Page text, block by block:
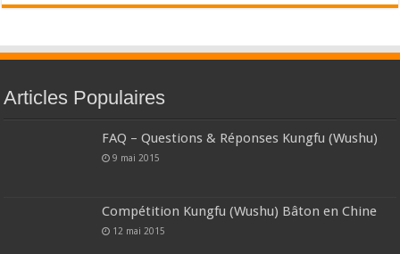
Articles Populaires
FAQ – Questions & Réponses Kungfu (Wushu)
9 mai 2015
Compétition Kungfu (Wushu) Bâton en Chine
12 mai 2015